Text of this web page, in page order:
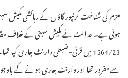
ملزم کی شناخت کرنپور گاؤں کے رہائشی مکیش
1564/23 میں قرقی-ضبطی وارنٹ جاری
سے مفرور تھا اور وارنٹ جاری ہونے کے